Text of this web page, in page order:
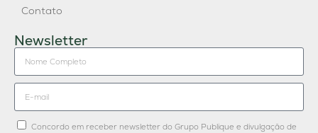
Contato
Newsletter
Concordo em receber newsletter do Grupo Publique e divulgação de